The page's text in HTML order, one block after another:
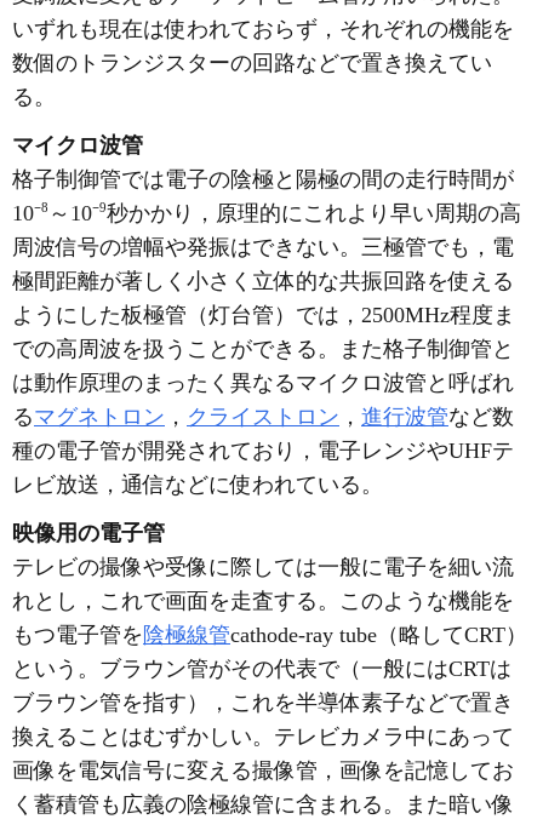
いずれも現在は使われておらず，それぞれの機能を
数個のトランジスターの回路などで置き換えてい
る。
マイクロ波管
格子制御管では電子の陰極と陽極の間の走行時間が
10⁻8 ～10⁻9秒かかり，原理的にこれより早い周期の高
周波信号の増幅や発振はできない。三極管でも，電
極間距離が著しく小さく立体的な共振回路を使える
ようにした板極管（灯台管）では，2500MHz程度ま
での高周波を扱うことができる。また格子制御管と
は動作原理のまったく異なるマイクロ波管と呼ばれ
るマグネトロン ， クライストロン ， 進行波管など数
種の電子管が開発されており，電子レンジやUHFテ
レビ放送，通信などに使われている。
映像用の電子管
テレビの撮像や受像に際しては一般に電子を細い流
れとし，これで画面を走査する。このような機能を
もつ電子管を 陰極線管cathode-ray tube（略してCRT）
という。ブラウン管がその代表で（一般にはCRTは
ブラウン管を指す），これを半導体素子などで置き
換えることはむずかしい。テレビカメラ中にあって
画像を電気信号に変える撮像管，画像を記憶してお
く蓄積管も広義の陰極線管に含まれる。また暗い像